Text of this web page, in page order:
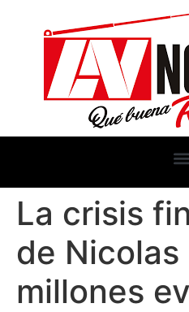
La crisis
de Nicolas
millones